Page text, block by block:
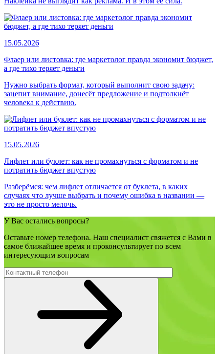
15.05.2026
Флаер или листовка: где маркетолог правда экономит бюджет,
а где тихо теряет деньги
Нужно выбрать формат, который выполнит свою задачу:
зацепит внимание, донесёт предложение и подтолкнёт
человека к действию.
15.05.2026
Лифлет или буклет: как не промахнуться с форматом и не
потратить бюджет впустую
Разберёмся: чем лифлет отличается от буклета, в каких
случаях что лучше выбрать и почему ошибка в названии —
это не просто мелочь.
У Вас остались вопросы?
Оставьте номер телефона. Наш специалист свяжется с Вами в
самое ближайшее время и проконсультирует по всем
интересующим вопросам